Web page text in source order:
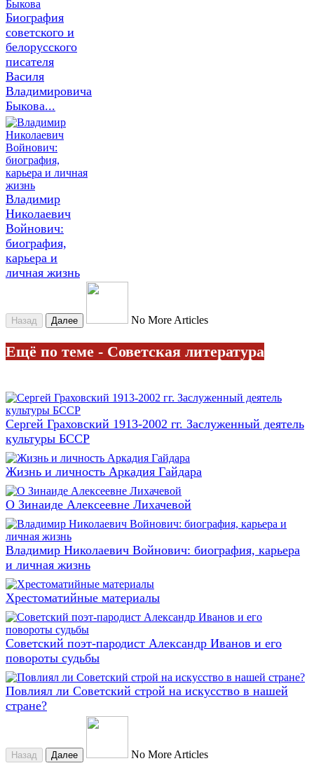
Биография
советского и
белорусского
писателя
Василя
Владимировича
Быкова...
Владимир
Николаевич
Войнович:
биография,
карьера и
личная жизнь
Назад Далее No More Articles
Ещё по теме - Советская литература
Сергей Граховский 1913-2002 гг. Заслуженный деятель
культуры БССР
Жизнь и личность Аркадия Гайдара
О Зинаиде Алексеевне Лихачевой
Владимир Николаевич Войнович: биография, карьера
и личная жизнь
Хрестоматийные материалы
Советский поэт-пародист Александр Иванов и его
повороты судьбы
Повлиял ли Советский строй на искусство в нашей
стране?
Назад Далее No More Articles